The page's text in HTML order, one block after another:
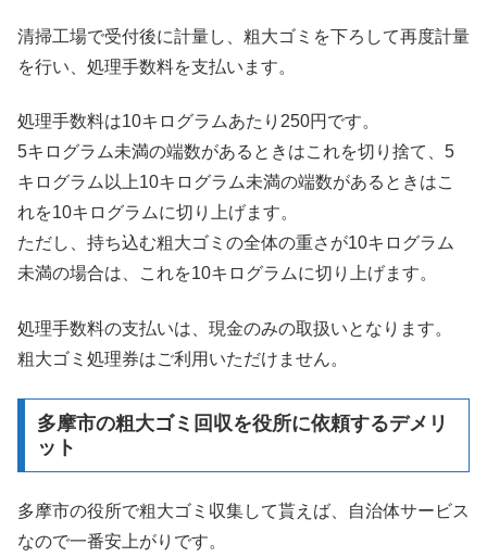
清掃工場で受付後に計量し、粗大ゴミを下ろして再度計量
を行い、処理手数料を支払います。
処理手数料は10キログラムあたり250円です。
5キログラム未満の端数があるときはこれを切り捨て、5
キログラム以上10キログラム未満の端数があるときはこ
れを10キログラムに切り上げます。
ただし、持ち込む粗大ゴミの全体の重さが10キログラム
未満の場合は、これを10キログラムに切り上げます。
処理手数料の支払いは、現金のみの取扱いとなります。
粗大ゴミ処理券はご利用いただけません。
多摩市の粗大ゴミ回収を役所に依頼するデメリ
ット
多摩市の役所で粗大ゴミ収集して貰えば、自治体サービス
なので一番安上がりです。